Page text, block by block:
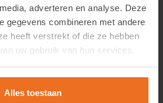
adverteren en analyse. Deze
gegevens combineren met andere
heeft verstrekt of die ze hebben
uw gebruik van hun services.
Alles toestaan